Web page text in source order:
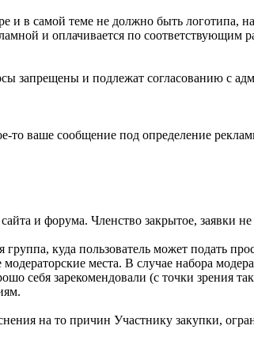
и в самой теме не должно быть логотипа,
и оплачивается по соответствующим
запрещены и подлежат согласованию с
то ваше сообщение под определение
и форума. Членство закрытое, заявки
куда пользователь может подать
места. В случае набора
себя зарекомендовали (с точки зрения
на то причин Участнику закупки,